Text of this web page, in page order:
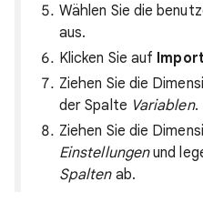
Wählen Sie die
aus.
Klicken Sie auf
Ziehen Sie die
der Spalte Variablen.
Ziehen Sie die
Einstellungenund
Spaltenab.